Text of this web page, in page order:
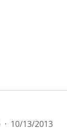
· 10/13/2013